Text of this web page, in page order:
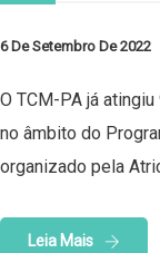
6 De Setembro De 2022
O TCM-PA já
no âmbito do
organizado pela
Leia Mais